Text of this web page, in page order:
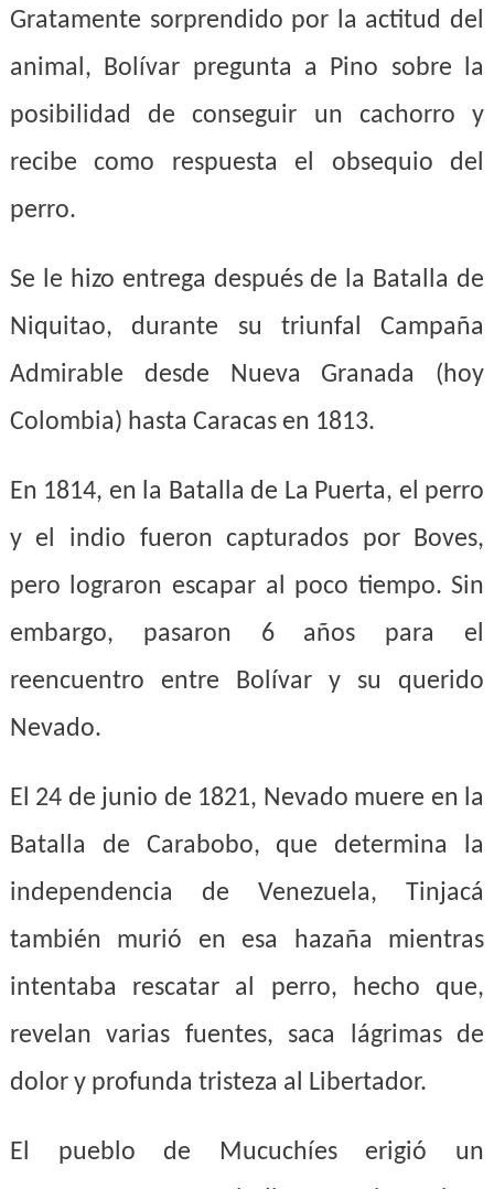
Gratamente sorprendido por la actitud del
animal, Bolívar pregunta a Pino sobre la
posibilidad de conseguir un cachorro y
recibe como respuesta el obsequio del
perro.
Se le hizo entrega después de la Batalla de
Niquitao, durante su triunfal Campaña
Admirable desde Nueva Granada (hoy
Colombia) hasta Caracas en 1813.
En 1814, en la Batalla de La Puerta, el perro
y el indio fueron capturados por Boves,
pero lograron escapar al poco tiempo. Sin
embargo, pasaron 6 años para el
reencuentro entre Bolívar y su querido
Nevado.
El 24 de junio de 1821, Nevado muere en la
Batalla de Carabobo, que determina la
independencia de Venezuela, Tinjacá
también murió en esa hazaña mientras
intentaba rescatar al perro, hecho que,
revelan varias fuentes, saca lágrimas de
dolor y profunda tristeza al Libertador.
El pueblo de Mucuchíes erigió un